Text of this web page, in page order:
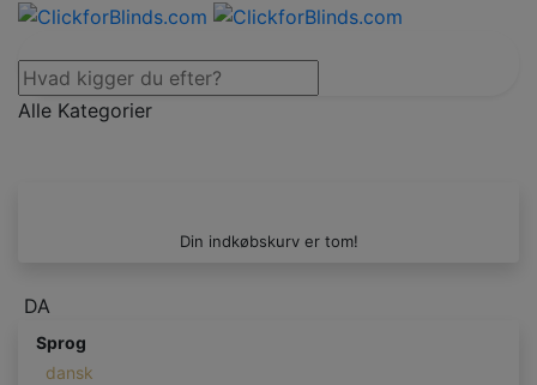
Alle Kategorier
Din indkøbskurv er tom!
DA
Sprog
dansk